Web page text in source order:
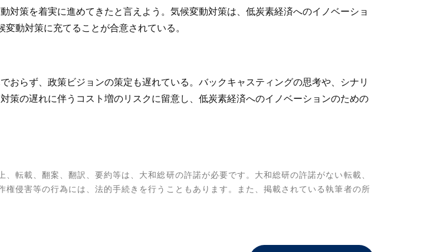
策を着実に進めてきたと言えよう。気候変動対策は、低炭素経済へのイノベーショ
動対策に充てることが合意されている。
らず、政策ビジョンの策定も遅れている。バックキャスティングの思考や、シナリ
策の遅れに伴うコスト増のリスクに留意し、低炭素経済へのイノベーションのための
転載、翻案、翻訳、要約等は、大和総研の許諾が必要です。大和総研の許諾がない転載、
侵害等の行為には、法的手続きを行うこともあります。また、掲載されている執筆者の所